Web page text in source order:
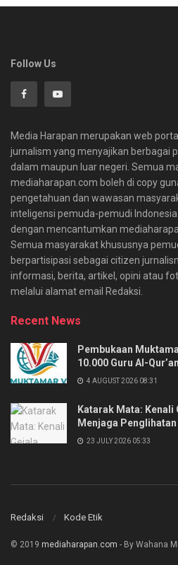
Follow Us
Media Harapan merupakan web
jurnalism yang menyajikan berbagai
dalam maupun luar negeri. Semua
mediaharapan.com boleh di copy
pengetahuan dan wawasan
inteligensi pemuda-pemudi
dengan mencantumkan
Semua masyarakat khususnya
berpartisipasi sebagai citizen
informasi, berita, artikel, opini atau
melalui alamat email Redaksi.
Recent News
Pembukaan
10.000 Guru Al-Qur’an
4 AUGUST 2026 08:31
Katarak Mata: Kenali
Menjaga
23 JULY 2026 05:33
Redaksi Kode Etik
© 2019 mediaharapan.com - By Wahana